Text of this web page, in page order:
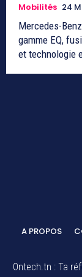
Mobilités 24
Mercedes-
gamme EQ,
et technologie
A PROPOS
Ontech.tn : Ta